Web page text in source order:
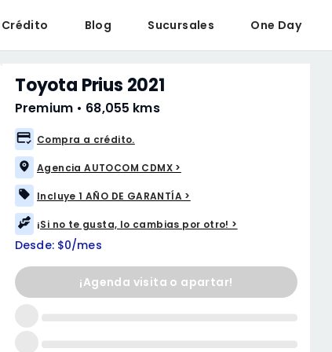
Crédito Blog Sucursales One Day
Toyota Prius 2021
Premium • 68,055 kms
Compra a crédito.
Agencia AUTOCOM CDMX >
Incluye 1 AÑO DE GARANTÍA >
¡Si no te gusta, lo cambias por otro! >
Desde: $0/mes
¡Agenda visita o apartar!